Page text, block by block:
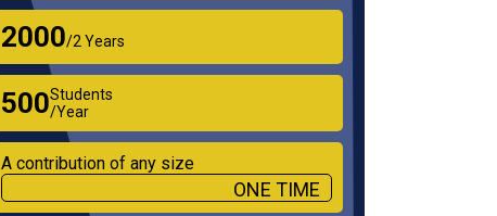
₹2000/2 Years
₹500Students
/Year
A contribution of any size
ONE TIME